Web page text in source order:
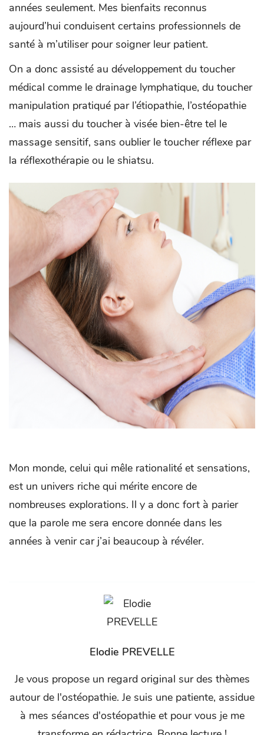
années seulement. Mes bienfaits reconnus
aujourd’hui conduisent certains professionnels de
santé à m’utiliser pour soigner leur patient.
On a donc assisté au développement du toucher
médical comme le drainage lymphatique, du toucher
manipulation pratiqué par l’étiopathie, l’ostéopathie
… mais aussi du toucher à visée bien-être tel le
massage sensitif, sans oublier le toucher réflexe par
la réflexothérapie ou le shiatsu.
Mon monde, celui qui mêle rationalité et sensations,
est un univers riche qui mérite encore de
nombreuses explorations. Il y a donc fort à parier
que la parole me sera encore donnée dans les
années à venir car j’ai beaucoup à révéler.
Elodie PREVELLE
Je vous propose un regard original sur des thèmes
autour de l'ostéopathie. Je suis une patiente, assidue
à mes séances d'ostéopathie et pour vous je me